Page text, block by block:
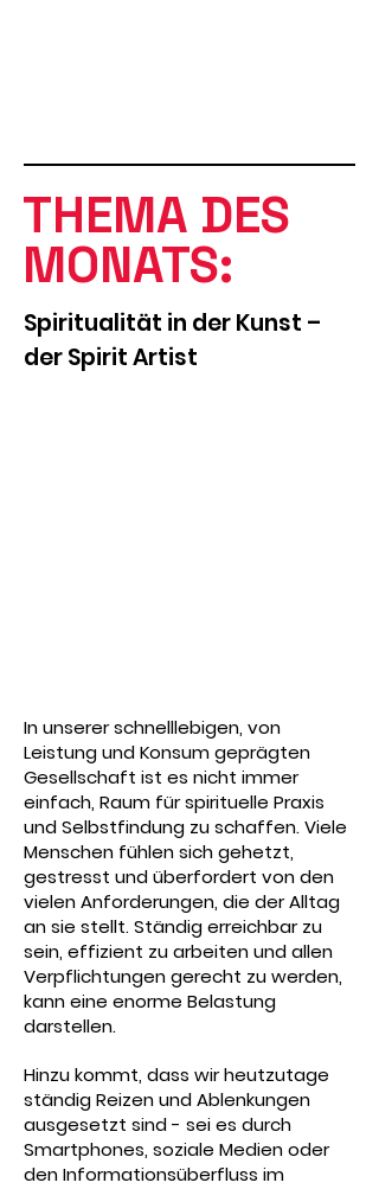
THEMA DES
MONATS:
Spiritualität in der Kunst –
der Spirit Artist
In unserer schnelllebigen, von
Leistung und Konsum geprägten
Gesellschaft ist es nicht immer
einfach, Raum für spirituelle Praxis
und Selbstfindung zu schaffen. Viele
Menschen fühlen sich gehetzt,
gestresst und überfordert von den
vielen Anforderungen, die der Alltag
an sie stellt. Ständig erreichbar zu
sein, effizient zu arbeiten und allen
Verpflichtungen gerecht zu werden,
kann eine enorme Belastung
darstellen.
Hinzu kommt, dass wir heutzutage
ständig Reizen und Ablenkungen
ausgesetzt sind - sei es durch
Smartphones, soziale Medien oder
den Informationsüberfluss im